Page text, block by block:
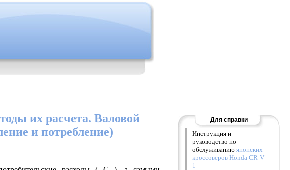
Для справки
Инструкция и
руководство по
обслуживанию японских
кроссоверов Honda CR-V
1
их расчета. Валовой
и потребление)